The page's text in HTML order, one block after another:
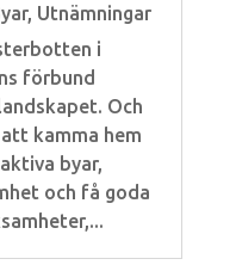
, Utnämningar
i
förbund
Och
kamma hem
byar,
och få goda